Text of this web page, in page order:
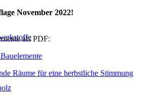
November 2022!
als PDF:
Räume für eine herbstliche Stimmung